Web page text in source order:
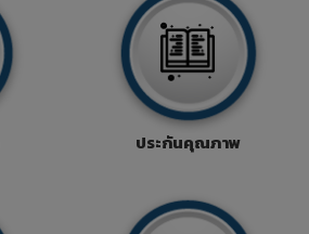
ประกันคุณภาพ